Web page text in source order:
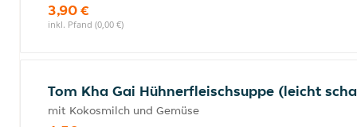
3,90 €
inkl. Pfand (0,00 €)
Tom Kha Gai Hühnerfleischsuppe (leicht
mit Kokosmilch und Gemüse